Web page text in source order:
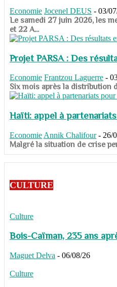
Economie Jocenel DEUS - 03/
Le samedi 27 juin 2026, les
et 22 A...
Projet PARSA : Des
Economie Frantzou Laguerre -
​​​​​​​Six mois après la distribution
Haïti: appel à
Economie Annik Chalifour - 26/
​​​​​​​Malgré la situation de crise
CULTURE
Culture
Bois-Caïman, 235 ans
Maguet Delva - 06/08/26
Culture